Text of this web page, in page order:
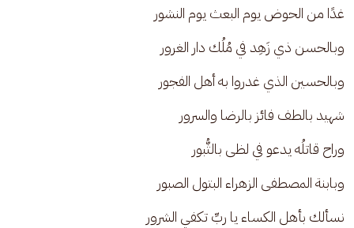
غدًا من الحوض يوم البعث يوم النشور
وبالحسن ذي زَهِد في مُلُك دار الغرور
وبالحسين الذي غدروا به أهل الفجور
شهيد بالطف فائز بالرضا والسرور
وراح قاتلُه يدعو في لظى بالثُّبور
وبابنة المصطفى الزهراء البتول الصبور
نسألك بأهل الكساء يا ربِّ تكفي الشرور